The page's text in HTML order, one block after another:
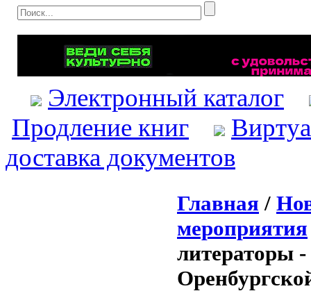
Электронный каталог
Продление книг
доставка документов
Главная /
мероприятия
литераторы